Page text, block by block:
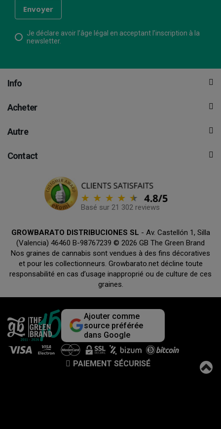
Je déclare avoir l’âge légal en acceptant l’inscription à la
newsletter.
Info
Acheter
Autre
Contact
Basé sur 21 302 reviews
GROWBARATO DISTRIBUCIONES SL - Av. Castellón 1, Silla
(Valencia) 46460 B-98767239 © 2026 GB The Green Brand
Nos graines de cannabis sont vendues à des fins décoratives
et pour les collectionneurs. Growbarato.net décline toute
responsabilité en cas d’usage inapproprié ou de culture de ces
graines.
Ajouter comme
source préférée
dans Google
PAIEMENT SÉCURISÉ